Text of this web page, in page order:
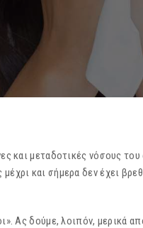
και μεταδοτικές νόσους
και σήμερα δεν έχει
Ας δούμε, λοιπόν, μερικά